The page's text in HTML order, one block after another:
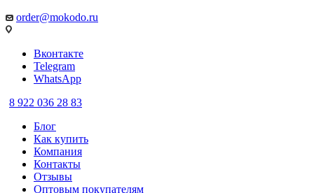
order@mokodo.ru
Вконтакте
Telegram
WhatsApp
8 922 036 28 83
Блог
Как купить
Компания
Контакты
Отзывы
Оптовым покупателям